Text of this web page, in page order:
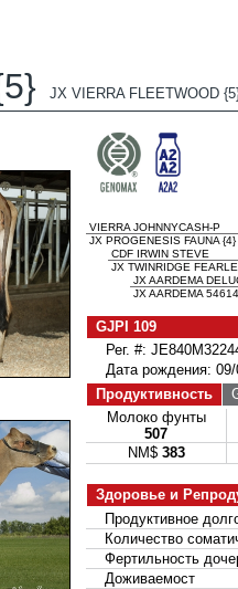
JX VIERRA FLEETWOOD
VIERRA JOHNNYCASH-P
JX PROGENESIS FAUNA
CDF IRWIN STEVE
JX TWINRIDGE
JX AARDEMA
JX AARDEMA
GJPI 109
Рег. #:
Дата рождения: 09/
Продуктивность
Молоко фунты
507
NM$ 383
Здоровье и
Продуктивное
Количество
Фертильность
Доживаемост